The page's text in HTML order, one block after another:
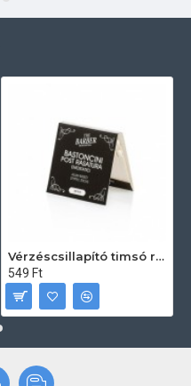
Vérzéscsillapító timsó rúd 20db
549 Ft